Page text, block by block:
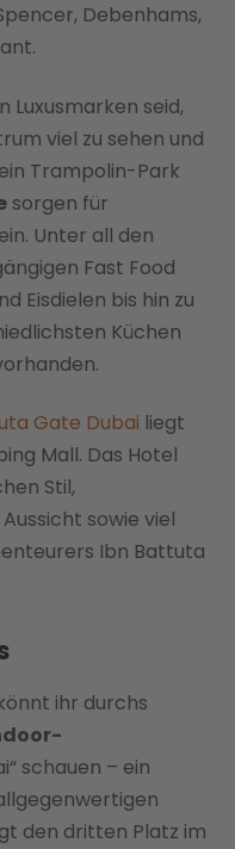
Debenhams,
Luxusmarken seid,
viel zu sehen und
Trampolin-Park
sorgen für
Unter all den
Fast Food
Eisdielen bis hin zu
Küchen
Gate Dubai liegt
Mall. Das Hotel
Stil,
sowie viel
Ibn Battuta
ihr durchs
schauen – ein
den dritten Platz im